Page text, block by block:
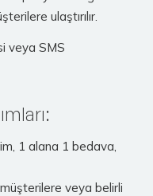
ulaştırılır.
veya SMS
1 alana 1 bedava,
veya belirli